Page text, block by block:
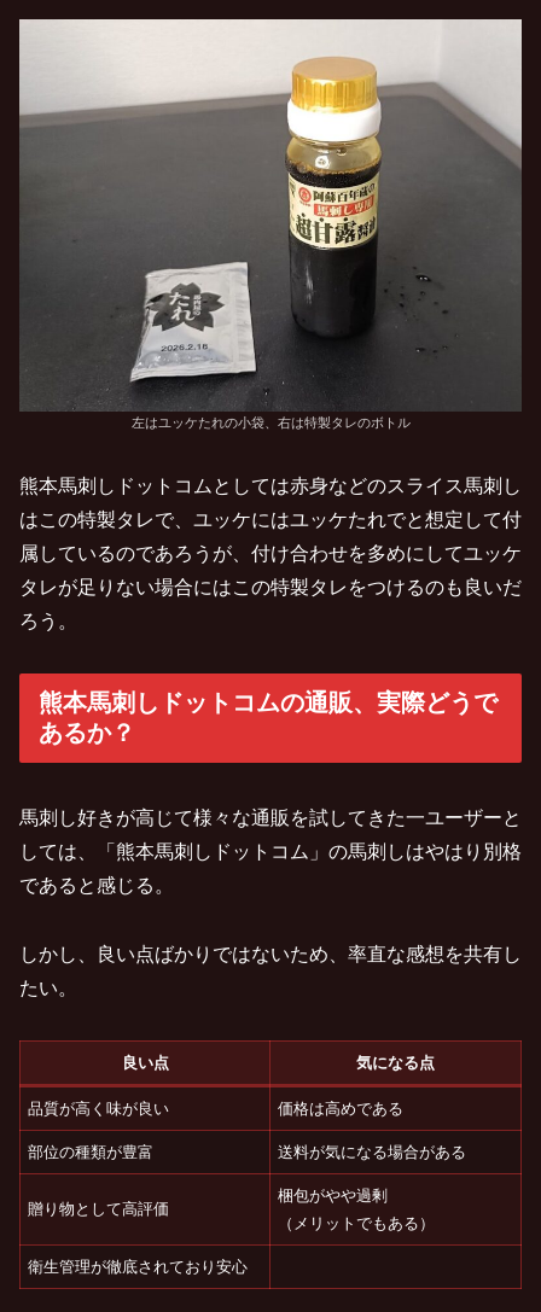
左はユッケたれの小袋、右は特製タレのボトル
熊本馬刺しドットコムとしては赤身などのスライス馬刺し
はこの特製タレで、ユッケにはユッケたれでと想定して付
属しているのであろうが、付け合わせを多めにしてユッケ
タレが足りない場合にはこの特製タレをつけるのも良いだ
ろう。
熊本馬刺しドットコムの通販、実際どうで
あるか？
馬刺し好きが高じて様々な通販を試してきた一ユーザーと
しては、「熊本馬刺しドットコム」の馬刺しはやはり別格
であると感じる。
しかし、良い点ばかりではないため、率直な感想を共有し
たい。
良い点 気になる点
品質が高く味が良い 価格は高めである
部位の種類が豊富 送料が気になる場合がある
贈り物として高評価
梱包がやや過剰
（メリットでもある）
衛生管理が徹底されており安心